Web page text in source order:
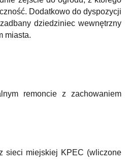
Dodatkowo do dyspozycji
dziedziniec wewnętrzny
miasta.
remoncie z zachowaniem
sieci miejskiej KPEC (wliczone